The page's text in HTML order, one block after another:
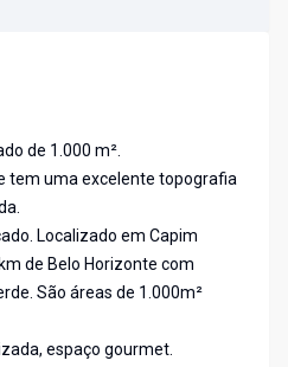
de 1.000 m².
tem uma excelente topografia
Localizado em Capim
de Belo Horizonte com
São áreas de 1.000m²
espaço gourmet.